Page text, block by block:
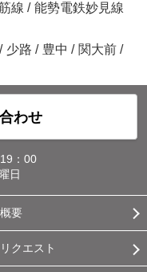
線 / 能勢電鉄妙見線
/ 少路 / 豊中 / 関大前 /
わせ
：00
日
要
クエスト